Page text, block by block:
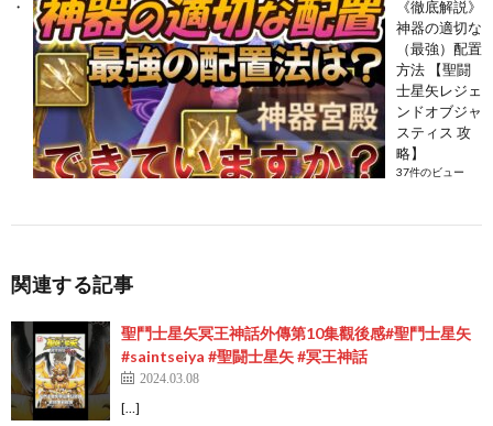
《徹底解説》
神器の適切な
（最強）配置
方法 【聖闘
士星矢レジェ
ンドオブジャ
スティス 攻
略】
37件のビュー
関連する記事
聖鬥士星矢冥王神話外傳第10集觀後感#聖鬥士星矢
#saintseiya #聖闘士星矢 #冥王神話
2024.03.08
[…]